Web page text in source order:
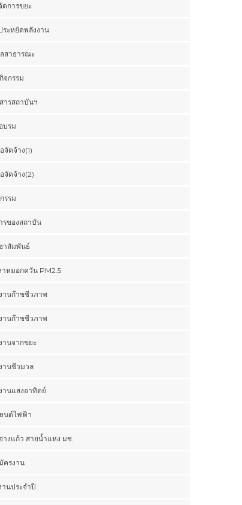
ดการขยะ
ระหยัดพลังงาน
สาธารณะ
จกรรม
ารสถาบันฯ
บรม
จัดจ้าง(1)
จัดจ้าง(2)
รรม
รของสถาบัน
าสัมพันธ์
หมอกควัน PM2.5
านก๊าซชีวภาพ
านก๊าซชีวภาพ
านจากขยะ
านชีวมวล
านแสงอาทิตย์
นต์ไฟฟ้า
างแก้ว สายน้ำแห่ง มช.
ครงาน
านประจำปี